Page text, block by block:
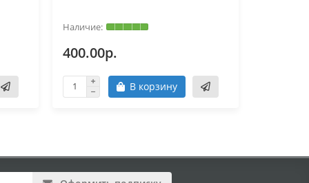
400.00р.
В корзину